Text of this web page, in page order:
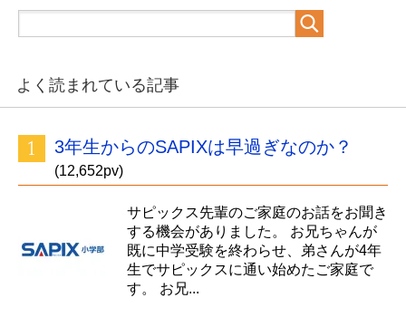
よく読まれている記事
3年生からのSAPIXは早過ぎなのか？
(12,652pv)
サピックス先輩のご家庭のお話をお聞き
する機会がありました。 お兄ちゃんが
既に中学受験を終わらせ、弟さんが4年
生でサピックスに通い始めたご家庭で
す。 お兄...